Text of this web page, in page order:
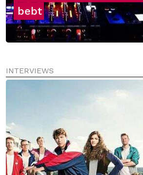
bebt
INTERVIEWS